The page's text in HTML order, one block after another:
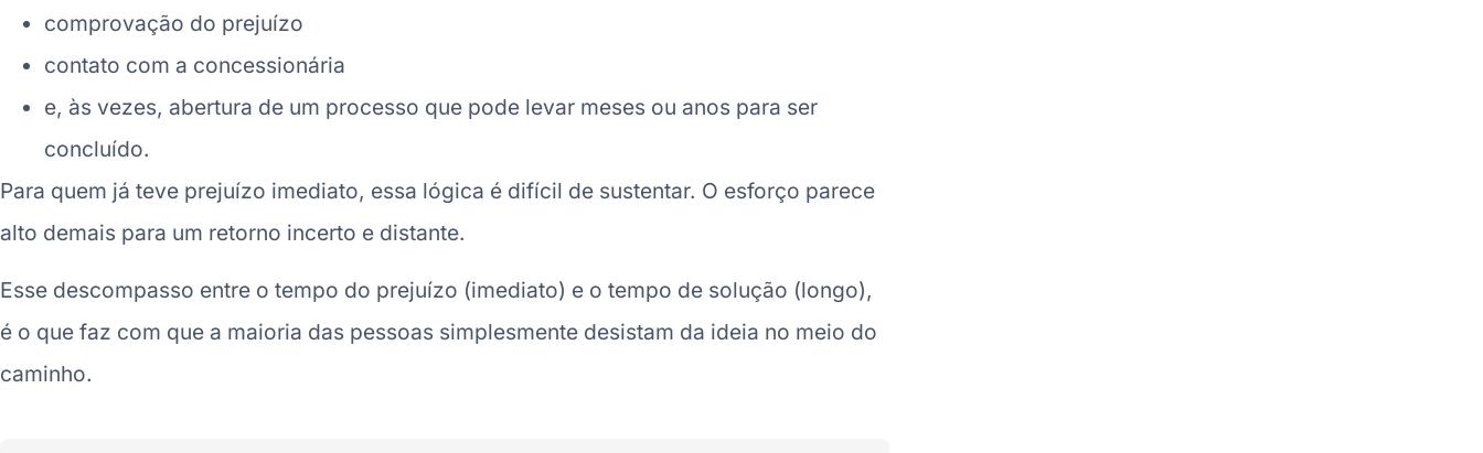
comprovação do prejuízo
contato com a concessionária
e, às vezes, abertura de um processo que pode levar meses ou anos para ser
concluído.
Para quem já teve prejuízo imediato, essa lógica é difícil de sustentar. O esforço parece
alto demais para um retorno incerto e distante.
Esse descompasso entre o tempo do prejuízo (imediato) e o tempo de solução (longo),
é o que faz com que a maioria das pessoas simplesmente desistam da ideia no meio do
caminho.